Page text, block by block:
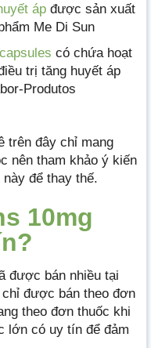
áp được sản xuất
Me Di Sun
có chứa hoạt
trị tăng huyết áp
bor-Produtos
trên đây chỉ mang
nên tham khảo ý kiến
để thay thế.
10mg
được bán nhiều tại
được bán theo đơn
theo đơn thuốc khi
lớn có uy tín để đảm